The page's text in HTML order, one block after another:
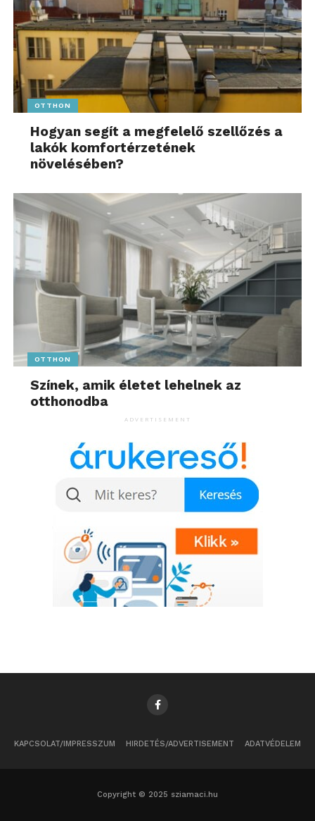
OTTHON
Hogyan segít a megfelelő szellőzés a
lakók komfortérzetének
növelésében?
OTTHON
Színek, amik életet lehelnek az
otthonodba
ADVERTISEMENT
KAPCSOLAT/IMPRESSZUM HIRDETÉS/ADVERTISEMENT ADATVÉDELEM
Copyright © 2025 sziamaci.hu